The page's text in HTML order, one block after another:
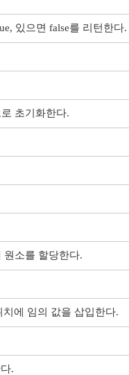
있으면 false를 리턴한다.
초기화한다.
원소를 할당한다.
에 임의 값을 삽입한다.
.